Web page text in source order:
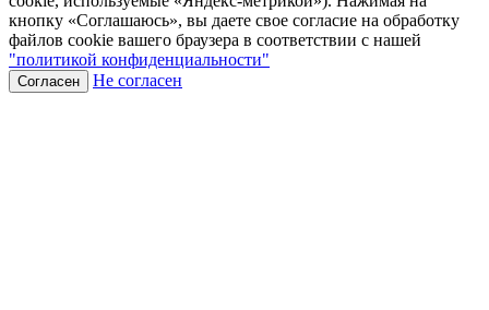
кнопку «Соглашаюсь», вы даете свое согласие на обработку
файлов cookie вашего браузера в соответствии с нашей
"политикой конфиденциальности"
Согласен Не согласен